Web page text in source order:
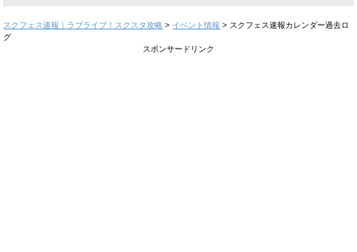
スクフェス速報｜ラブライブ！スクスタ攻略 > イベント情報 > スクフェス速報カレンダー過去ロ
グ
スポンサードリンク